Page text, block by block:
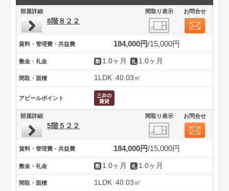
部屋詳細 間取り表示 お問合せ
8階８２２
賃料・管理費・共益費 184,000円 15,000円
敷金・礼金 1.0ヶ月 1.0ヶ月
間取・面積 1LDK 40.03㎡
アピールポイント
部屋詳細 間取り表示 お問合せ
5階５２２
賃料・管理費・共益費 184,000円 15,000円
敷金・礼金 1.0ヶ月 1.0ヶ月
間取・面積 1LDK 40.03㎡